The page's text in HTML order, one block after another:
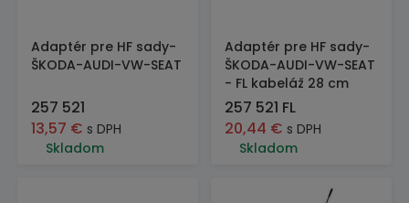
Adaptér pre HF sady-
ŠKODA-AUDI-VW-SEAT
257 521
13,57 € s DPH
Skladom
Adaptér pre HF sady-
ŠKODA-AUDI-VW-SEAT
- FL kabeláž 28 cm
257 521 FL
20,44 € s DPH
Skladom